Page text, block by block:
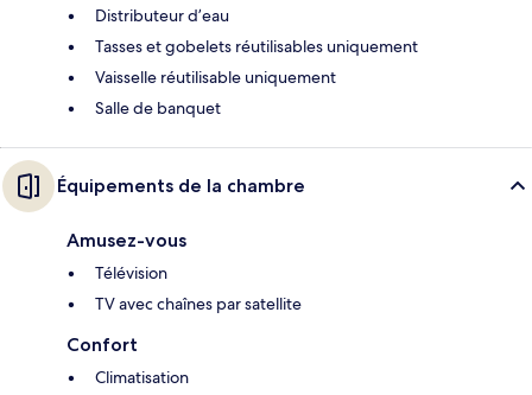
Distributeur d’eau
Tasses et gobelets réutilisables uniquement
Vaisselle réutilisable uniquement
Salle de banquet
Équipements de la chambre
Amusez-vous
Télévision
TV avec chaînes par satellite
Confort
Climatisation